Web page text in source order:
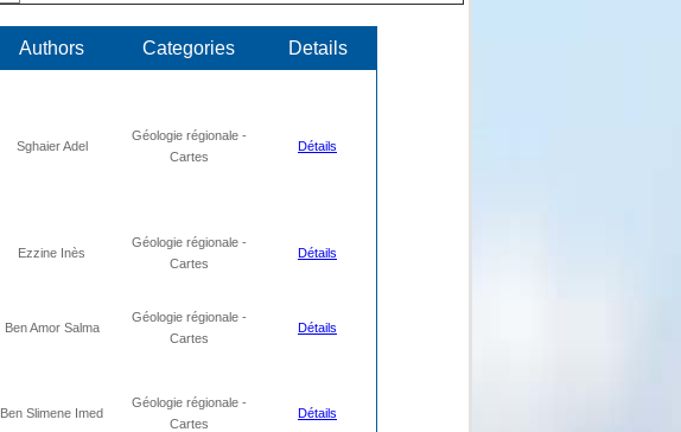
Authors Categories Details
Sghaier Adel
Géologie régionale -
Cartes
Détails
Ezzine Inès
Géologie régionale -
Cartes
Détails
Ben Amor Salma
Géologie régionale -
Cartes
Détails
Ben Slimene Imed
Géologie régionale -
Cartes
Détails